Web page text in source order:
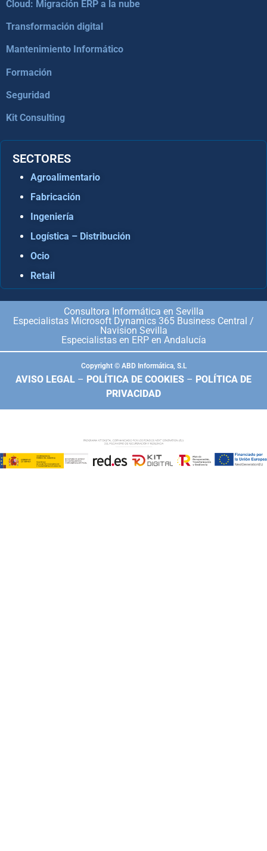
Cloud: Migración ERP a la nube
Transformación digital
Mantenimiento Informático
Formación
Seguridad
Kit Consulting
SECTORES
Agroalimentario
Fabricación
Ingeniería
Logística – Distribución
Ocio
Retail
Consultora Informática en Sevilla
Especialistas Microsoft Dynamics 365 Business Central /
Navision Sevilla
Especialistas en ERP en Andalucía
Copyright © ABD Informática, S.L
AVISO LEGAL – POLÍTICA DE COOKIES – POLÍTICA DE
PRIVACIDAD